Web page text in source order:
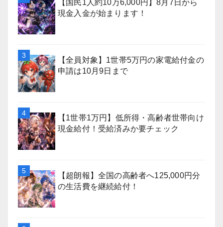
【国民1人約10万6,000円】8月7日から
現金入金が始まります！
【全員対象】1世帯5万円の家電給付金の
申請は10月9日まで
【1世帯1万円】低所得・高齢者世帯向け
現金給付！受給済みか要チェック
【超朗報】全国の高齢者へ125,000円分
の生活費を継続給付！